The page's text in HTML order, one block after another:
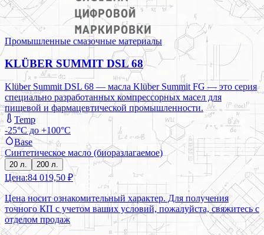
Промышленные смазочные материалы
KLÜBER SUMMIT DSL 68
Klüber Summit DSL 68 — масла Klüber Summit FG — это серия
специально разработанных компрессорных масел для
пищевой и фармацевтической промышленности.
Temp
-25°C до +100°C
Base
Синтетическое масло (биоразлагаемое)
20 л. 200 л.
Цена:84 019,50 ₽
Цена носит ознакомительный характер. Для получения
точного КП с учетом ваших условий, пожалуйста, свяжитесь с
отделом продаж